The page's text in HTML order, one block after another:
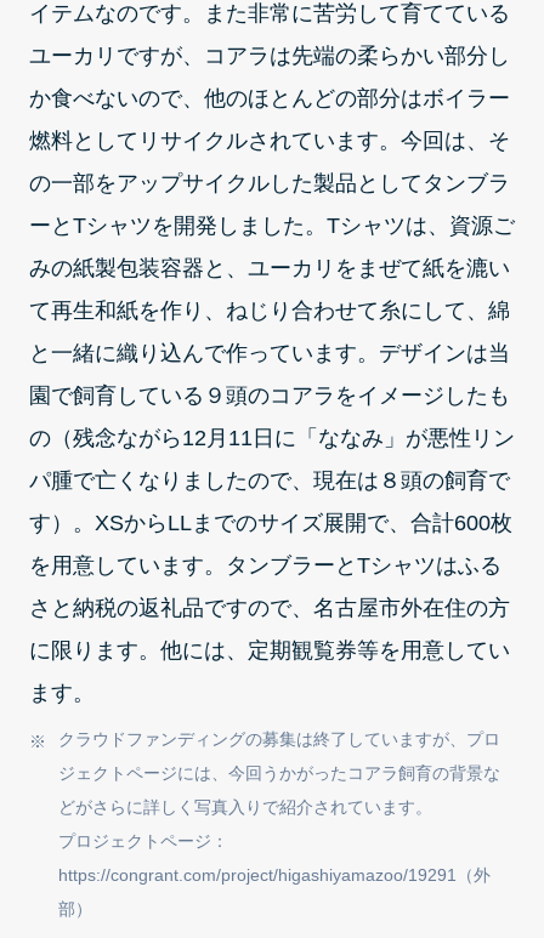
イテムなのです。また非常に苦労して育てている
ユーカリですが、コアラは先端の柔らかい部分し
か食べないので、他のほとんどの部分はボイラー
燃料としてリサイクルされています。今回は、そ
の一部をアップサイクルした製品としてタンブラ
ーとTシャツを開発しました。Tシャツは、資源ご
みの紙製包装容器と、ユーカリをまぜて紙を漉い
て再生和紙を作り、ねじり合わせて糸にして、綿
と一緒に織り込んで作っています。デザインは当
園で飼育している９頭のコアラをイメージしたも
の（残念ながら12月11日に「ななみ」が悪性リン
パ腫で亡くなりましたので、現在は８頭の飼育で
す）。XSからLLまでのサイズ展開で、合計600枚
を用意しています。タンブラーとTシャツはふる
さと納税の返礼品ですので、名古屋市外在住の方
に限ります。他には、定期観覧券等を用意してい
ます。
クラウドファンディングの募集は終了していますが、プロ
ジェクトページには、今回うかがったコアラ飼育の背景な
どがさらに詳しく写真入りで紹介されています。
プロジェクトページ：
https://congrant.com/project/higashiyamazoo/19291（外
部）